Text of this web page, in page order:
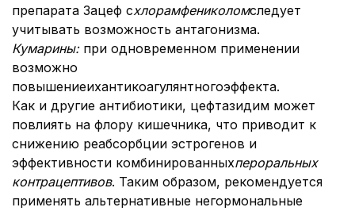
препарата Зацеф схлорамфениколомследует
учитывать возможность антагонизма.
Кумарины: при одновременном применении
возможно
повышениеихантикоагулянтногоэффекта.
Как и другие антибиотики, цефтазидим может
повлиять на флору кишечника, что приводит к
снижению реабсорбции эстрогенов и
эффективности комбинированныхпероральных
контрацептивов. Таким образом, рекомендуется
применять альтернативные негормональные